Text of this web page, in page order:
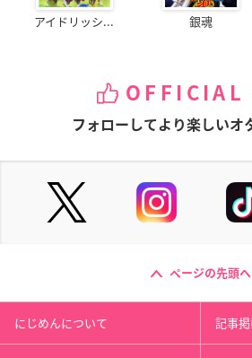
アイドリッシ... 銀魂
OFFICIAL
フォローしてより楽しいオ
ページの先頭へ
にじめんについて 記事